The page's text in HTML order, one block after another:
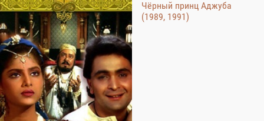
Чёрный принц Аджуба
(1989, 1991)